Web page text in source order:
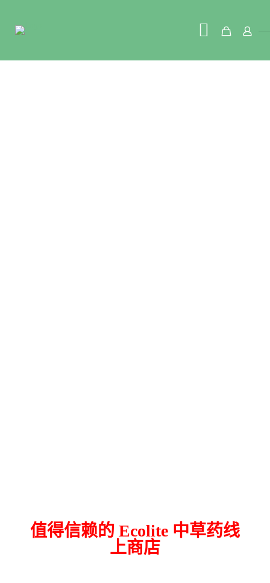
值得信赖的 Ecolite 中草药线
上商店